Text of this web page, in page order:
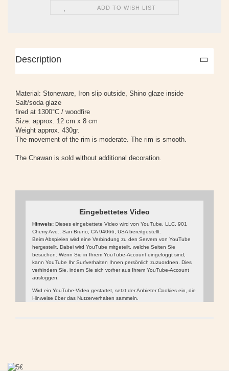
ADD TO WISH LIST
Description
Material: Stoneware, Iron slip outside, Shino glaze inside
Salt/soda glaze
fired at 1300°C / woodfire
Size: approx. 12 cm x 8 cm
Weight approx. 430gr.
The movement of the rim is moderate. The rim is smooth.
The Chawan is sold without additional decoration.
Eingebettetes Video
Hinweis:Dieses eingebettete Video wird von YouTube, LLC, 901
Cherry Ave., San Bruno, CA 94066, USA bereitgestellt.
Beim Abspielen wird eine Verbindung zu den Servern von YouTube
hergestellt. Dabei wird YouTube mitgeteilt, welche Seiten Sie
besuchen. Wenn Sie in Ihrem YouTube-Account eingeloggt sind,
kann YouTube Ihr Surfverhalten Ihnen persönlich zuzuordnen. Dies
verhindern Sie, indem Sie sich vorher aus Ihrem YouTube-Account
ausloggen.
Wird ein YouTube-Video gestartet, setzt der Anbieter Cookies ein, die
Hinweise über das Nutzerverhalten sammeln.